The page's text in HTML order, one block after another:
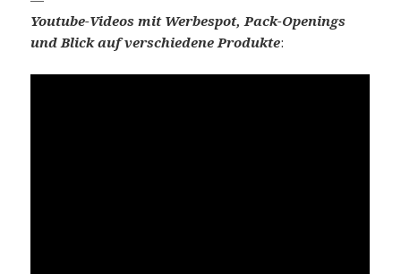
Youtube-Videos mit Werbespot, Pack-Openings
und Blick auf verschiedene Produkte: